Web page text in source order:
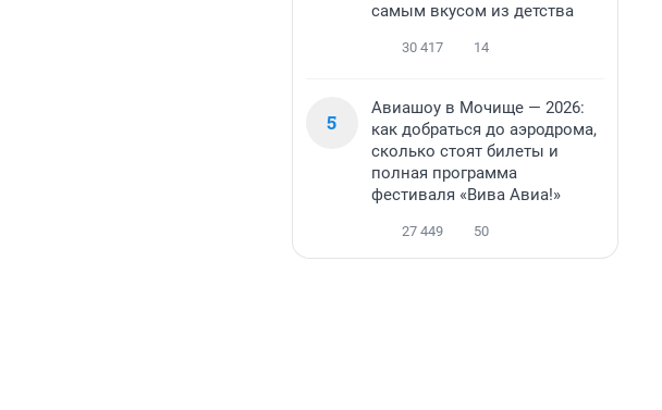
самым вкусом из детства
30 417 14
5
Авиашоу в Мочище — 2026:
как добраться до аэродрома,
сколько стоят билеты и
полная программа
фестиваля «Вива Авиа!»
27 449 50